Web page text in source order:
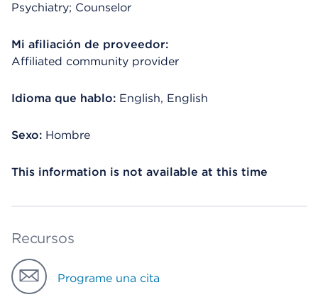
Psychiatry; Counselor
Mi afiliación de proveedor:
Affiliated community provider
Idioma que hablo: English, English
Sexo: Hombre
This information is not available at this time
Recursos
Programe una cita